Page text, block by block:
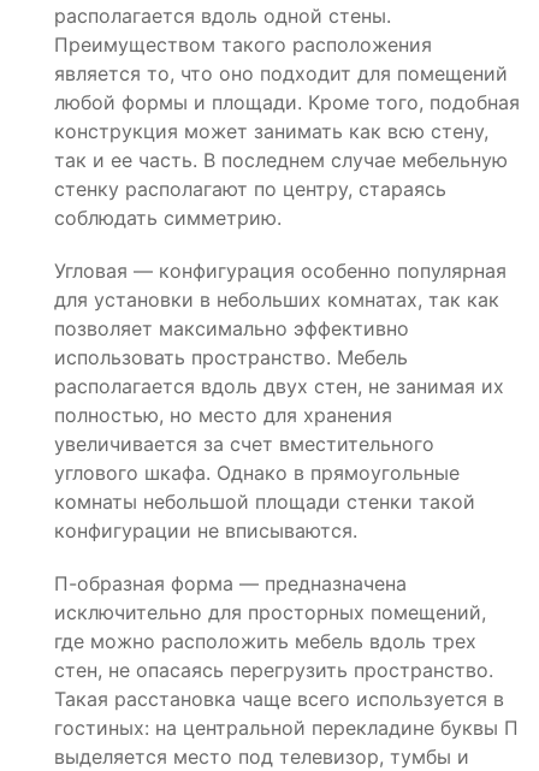
располагается вдоль одной стены.
Преимуществом такого расположения
является то, что оно подходит для помещений
любой формы и площади. Кроме того, подобная
конструкция может занимать как всю стену,
так и ее часть. В последнем случае мебельную
стенку располагают по центру, стараясь
соблюдать симметрию.
Угловая — конфигурация особенно популярная
для установки в небольших комнатах, так как
позволяет максимально эффективно
использовать пространство. Мебель
располагается вдоль двух стен, не занимая их
полностью, но место для хранения
увеличивается за счет вместительного
углового шкафа. Однако в прямоугольные
комнаты небольшой площади стенки такой
конфигурации не вписываются.
П-образная форма — предназначена
исключительно для просторных помещений,
где можно расположить мебель вдоль трех
стен, не опасаясь перегрузить пространство.
Такая расстановка чаще всего используется в
гостиных: на центральной перекладине буквы П
выделяется место под телевизор, тумбы и